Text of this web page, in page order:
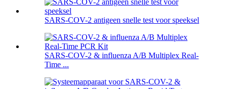
SARS-COV-2 antigeen snelle test voor speeksel
SARS-COV-2 & influenza A/B Multiplex Real-
Time ...